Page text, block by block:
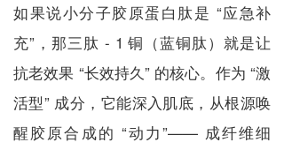
如果说小分子胶原蛋白肽是 “应急补
充”，那三肽 - 1 铜（蓝铜肽）就是让
抗老效果 “长效持久” 的核心。作为 “激
活型” 成分，它能深入肌底，从根源唤
醒胶原合成的 “动力”—— 成纤维细